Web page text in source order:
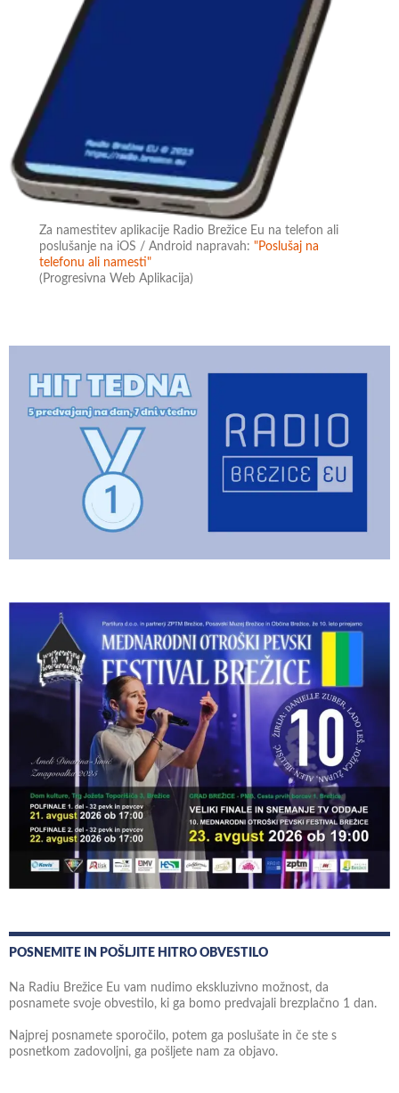
Za namestitev aplikacije Radio Brežice Eu na telefon ali
poslušanje na iOS / Android napravah:"Poslušaj na
telefonu ali namesti"
(Progresivna Web Aplikacija)
POSNEMITE IN POŠLJITE HITRO OBVESTILO
Na Radiu Brežice Eu vam nudimo ekskluzivno možnost, da
posnamete svoje obvestilo, ki ga bomo predvajali brezplačno 1 dan.
Najprej posnamete sporočilo, potem ga poslušate in če ste s
posnetkom zadovoljni, ga pošljete nam za objavo.